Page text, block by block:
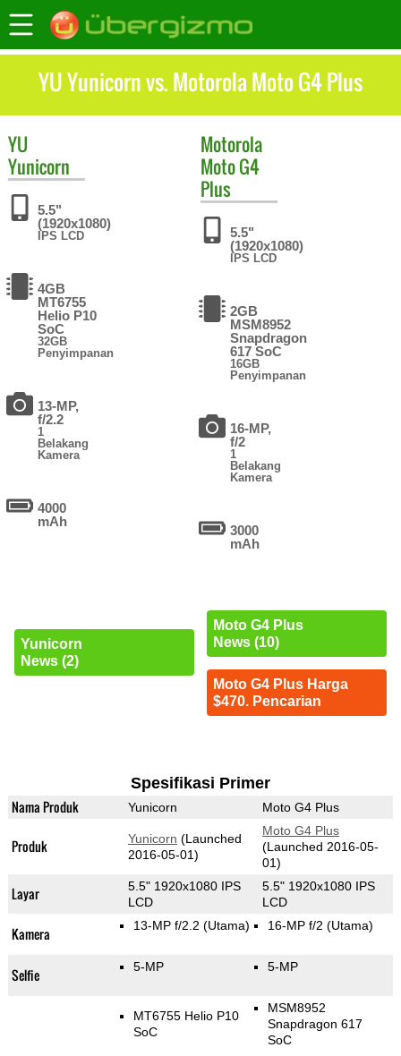
YU Yunicorn vs. Motorola Moto G4 Plus
YU
Yunicorn
5.5"
(1920x1080)
IPS LCD
4GB
MT6755
Helio P10
SoC
32GB
Penyimpanan
13-MP,
f/2.2
1
Belakang
Kamera
4000
mAh
Yunicorn
News (2)
Motorola
Moto G4
Plus
5.5"
(1920x1080)
IPS LCD
2GB
MSM8952
Snapdragon
617 SoC
16GB
Penyimpanan
16-MP,
f/2
1
Belakang
Kamera
3000
mAh
Moto G4 Plus
News (10)
Moto G4 Plus Harga
$470. Pencarian
Spesifikasi Primer
Nama Produk Yunicorn Moto G4 Plus
Produk Yunicorn (Launched
2016-05-01)
Moto G4 Plus
(Launched 2016-05-
01)
Layar
5.5" 1920x1080 IPS
LCD
5.5" 1920x1080 IPS
LCD
Kamera 13-MP f/2.2 (Utama) 16-MP f/2 (Utama)
Selfie 5-MP 5-MP
MT6755 Helio P10
SoC
MSM8952
Snapdragon 617
SoC